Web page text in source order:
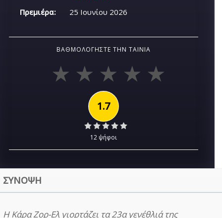
Πρεμιέρα:
25 Ιουνίου 2026
ΒΑΘΜΟΛΟΓΉΣΤΕ ΤΗΝ ΤΑΙΝΊΑ
1.7
12 ψήφοι
ΣΥΝΟΨΗ
Η Κάρα Ζορ-Ελ γιορτάζει τα 23α γενέθλιά της